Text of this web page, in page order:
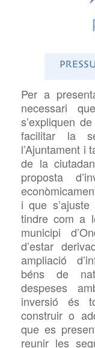
Per a
necessari
s’expliquen
facilitar la
l’Ajuntament i
de la
proposta
i que
tindre com a
municipi
d’estar
ampliació
béns de
despeses
inversió és
construir o
que es
reunir les